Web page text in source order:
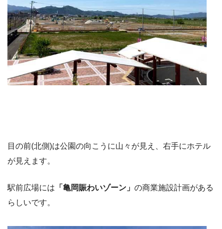
目の前(北側)は公園の向こうに山々が見え、右手にホテル
が見えます。
駅前広場には 「亀岡賑わいゾーン」 の商業施設計画がある
らしいです。